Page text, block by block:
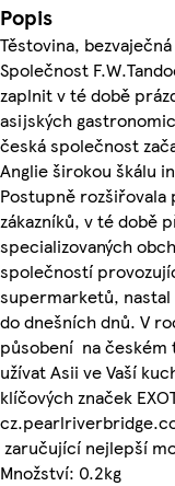
Popis
Těstovina,
Společnost
zaplnit v té době
asijských
česká společnost
Anglie širokou škálu
Postupně rozšiřovala
zákazníků, v té době
specializovaných
společností
supermarketů,
do dnešních dnů. V
působení na českém
užívat Asii ve Vaší
klíčových značek
zaručující nejlepší
Množství: 0.2kg